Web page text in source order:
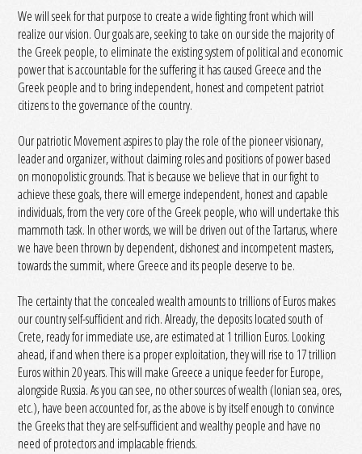
We will seek for τhat purpose to create a wide fighting front which will
realize our vision. Our goals are, seeking to take on our side the majority of
the Greek people, to eliminate the existing system of political and economic
power that is accountable for the suffering it has caused Greece and the
Greek people and to bring independent, honest and competent patriot
citizens to the governance of the country.
Our patriotic Movement aspires to play the role of the pioneer visionary,
leader and organizer, without claiming roles and positions of power based
on monopolistic grounds. That is because we believe that in our fight to
achieve these goals, there will emerge independent, honest and capable
individuals, from the very core of the Greek people, who will undertake this
mammoth task. In other words, we will be driven out of the Tartarus, where
we have been thrown by dependent, dishonest and incompetent masters,
towards the summit, where Greece and its people deserve to be.
The certainty that the concealed wealth amounts to trillions of Euros makes
our country self-sufficient and rich. Already, the deposits located south of
Crete, ready for immediate use, are estimated at 1 trillion Euros. Looking
ahead, if and when there is a proper exploitation, they will rise to 17 trillion
Euros within 20 years. This will make Greece a unique feeder for Europe,
alongside Russia. As you can see, no other sources of wealth (Ionian sea, ores,
etc.), have been accounted for, as the above is by itself enough to convince
the Greeks that they are self-sufficient and wealthy people and have no
need of protectors and implacable friends.